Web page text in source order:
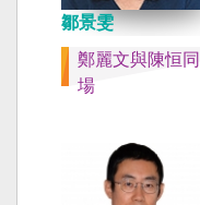
鄒景雯
鄭麗文與陳恒同
場